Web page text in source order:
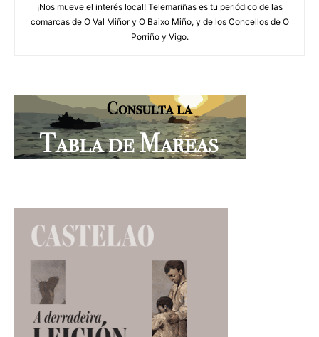
¡Nos mueve el interés local! Telemariñas es tu periódico de las
comarcas de O Val Miñor y O Baixo Miño, y de los Concellos de O
Porriño y Vigo.